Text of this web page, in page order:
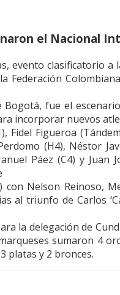
el Nacional
evento clasificatorio
Federación
fue el
incorporar nuevos
Fidel Figueroa
(H4), Néstor
Páez (C4) y
con Nelson Reinoso,
al triunfo de Carlos
la delegación de
sumaron 4
platas y 2 bronces.